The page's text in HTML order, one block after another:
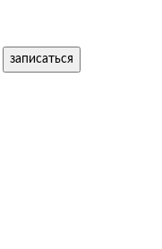
записаться